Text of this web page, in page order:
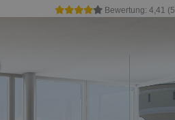
Bewertung: 4,41 (5